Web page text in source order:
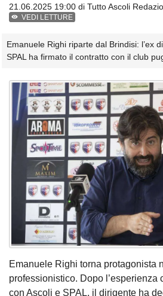
21.06.2025 19:00 di Tutto Ascoli
VEDI LETTURE
Emanuele Righi riparte dal Brindisi: l’ex
SPAL ha firmato il contratto con il club
Emanuele Righi torna protagonista
professionistico. Dopo l’esperienza
con Ascoli e SPAL, il dirigente ha